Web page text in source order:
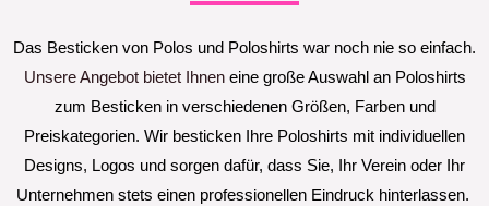
Das Besticken von Polos und Poloshirts war noch nie so einfach.
Unsere Angebot bietet Ihneneine große Auswahl an Poloshirts
zum Besticken in verschiedenen Größen, Farben und
Preiskategorien. Wir besticken Ihre Poloshirts mit individuellen
Designs, Logos und sorgen dafür, dass Sie, Ihr Verein oder Ihr
Unternehmen stets einen professionellen Eindruck hinterlassen.